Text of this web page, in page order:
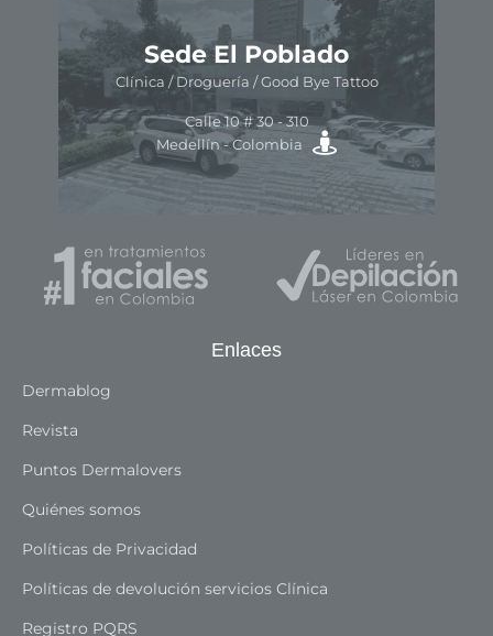
Enlaces
Dermablog
Revista
Puntos Dermalovers
Quiénes somos
Políticas de Privacidad
Políticas de devolución servicios Clínica
Registro PQRS